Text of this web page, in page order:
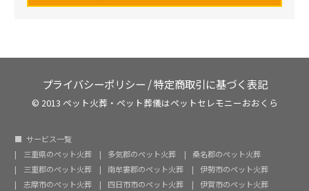
プライバシーポリシー /特定商取引に基づく表記
© 2013 ペット火葬・ペット葬儀はペットセレモニーおおくら
サービス一覧
三重県のペット火葬
多気郡のペット火葬
桑名郡のペット火葬
三重郡のペット火葬
南牟婁郡のペット火葬
伊勢市のペット火葬
志摩市のペット火葬
四日市市のペット火葬 伊賀市のペット火葬